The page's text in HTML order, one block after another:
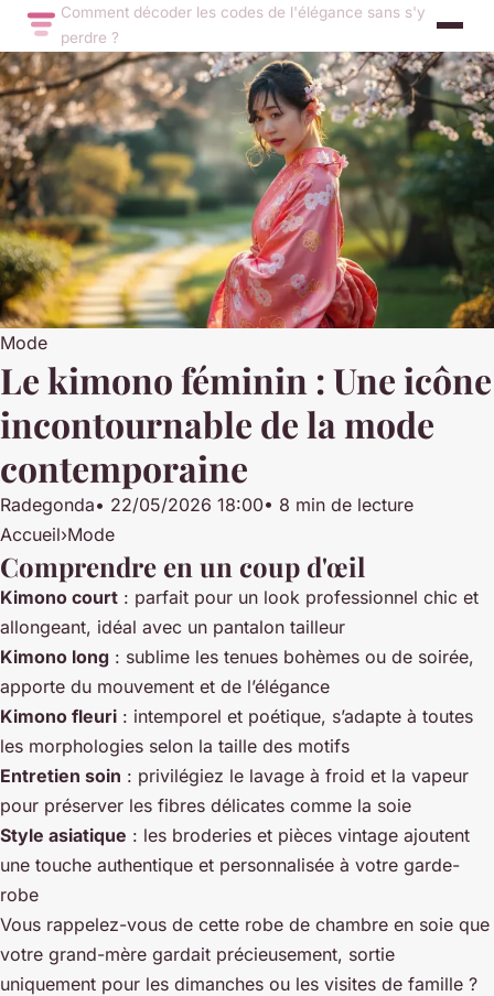
Comment décoder les codes de l'élégance sans s'y
perdre ?
Mode
Le kimono féminin : Une icône
incontournable de la mode
contemporaine
Radegonda• 22/05/2026 18:00• 8 min de lecture
Accueil›Mode
Comprendre en un coup d'œil
Kimono court : parfait pour un look professionnel chic et
allongeant, idéal avec un pantalon tailleur
Kimono long : sublime les tenues bohèmes ou de soirée,
apporte du mouvement et de l’élégance
Kimono fleuri : intemporel et poétique, s’adapte à toutes
les morphologies selon la taille des motifs
Entretien soin : privilégiez le lavage à froid et la vapeur
pour préserver les fibres délicates comme la soie
Style asiatique : les broderies et pièces vintage ajoutent
une touche authentique et personnalisée à votre garde-
robe
Vous rappelez-vous de cette robe de chambre en soie que
votre grand-mère gardait précieusement, sortie
uniquement pour les dimanches ou les visites de famille ?